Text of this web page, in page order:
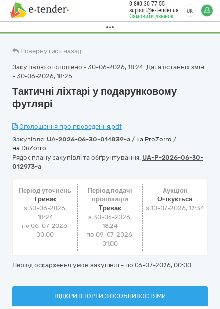
Замовити дзвінок
0 800 30 77 55
support@e-tender.ua
UK
Повернутись назад
Закупівлю оголошено - 30-06-2026, 18:24. Дата останніх змін
- 30-06-2026, 18:25
Тактичні ліхтарі у подарунковому
футлярі
Оголошення про проведення.pdf
Закупівля: UA-2026-06-30-014839-a / на ProZorro /
на DoZorro
Рядок плану закупівлі та обґрунтування: UA-P-2026-06-30-
012973-a
Період уточнень
Триває
з 30-06-2026,
18:24
по 06-07-2026,
00:00
Період подачі
пропозицій
Триває
з 30-06-2026,
18:24
по 09-07-2026,
01:00
Аукціон
Очікується
з 10-07-2026, 12:34
Період оскарження умов закупівлі - по 06-07-2026, 00:00
ВІДКРИТІ ТОРГИ З ОСОБЛИВОСТЯМИ